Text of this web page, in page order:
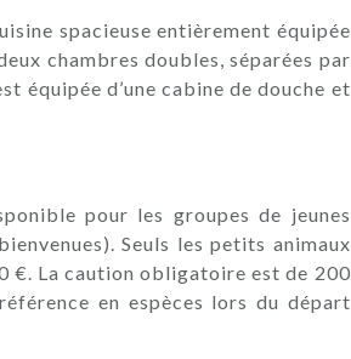
spacieuse entièrement équipée
chambres doubles, séparées par
équipée d’une cabine de douche et
pour les groupes de jeunes
Seuls les petits animaux
€. La caution obligatoire est de 200
en espèces lors du départ